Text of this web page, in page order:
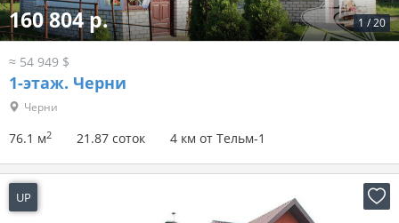
1 /20
160 804 р.
≈ 54 949 $
1-этаж. Черни
Черни
76.1 м2 21.87 соток 4 км от Тельм-1
UP